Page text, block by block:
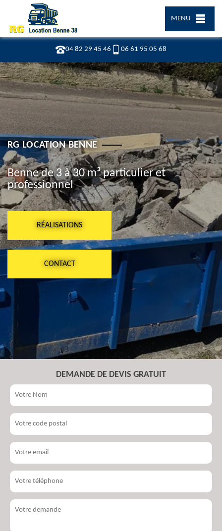
04 82 29 45 46 06 61 95 05 68
MENU
RG LOCATION BENNE
Benne de 3 à 30 m³ particulier et
professionnel
RÉALISATIONS
CONTACT
DEMANDE DE DEVIS GRATUIT